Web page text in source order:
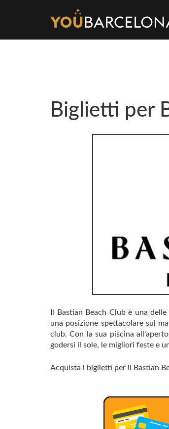
Biglietti per
Il Bastian Beach Club è una
una posizione spettacolare sul
club. Con la sua piscina
godersi il sole, le migliori feste e
Acquista i biglietti per il Bastian